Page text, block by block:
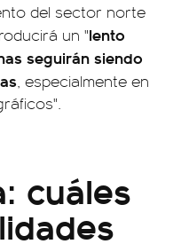
del sector norte
un "lento
seguirán siendo
, especialmente en
cuáles